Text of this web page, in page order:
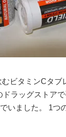
ビタミンCタブ
ラッグストア
いました。 1つ